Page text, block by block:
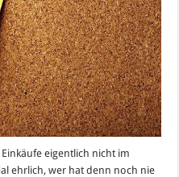
eigentlich nicht im
ehrlich, wer hat denn noch nie